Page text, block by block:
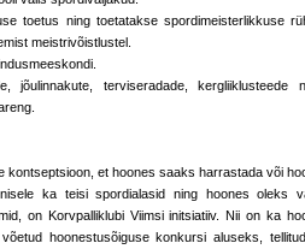
toetus ning toetatakse spordimeisterlikkuse
meistrivõistlustel.
jõulinnakute, terviseradade, kergliiklusteede
kontseptsioon, et hoones saaks harrastada või
ka teisi spordialasid ning hoones oleks
on Korvpalliklubi Viimsi initsiatiiv. Nii on ka
hoonestusõiguse konkursi aluseks,